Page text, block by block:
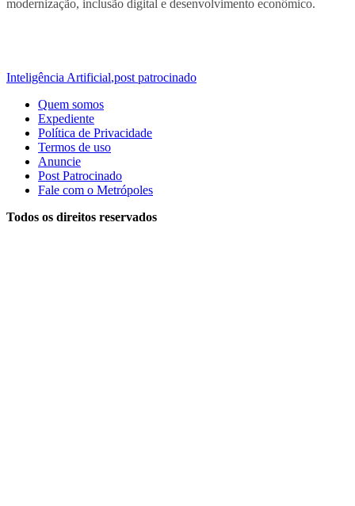
modernização, inclusão digital e desenvolvimento econômico.
Inteligência Artificial,post patrocinado
Quem somos
Expediente
Política de Privacidade
Termos de uso
Anuncie
Post Patrocinado
Fale com o Metrópoles
Todos os direitos reservados